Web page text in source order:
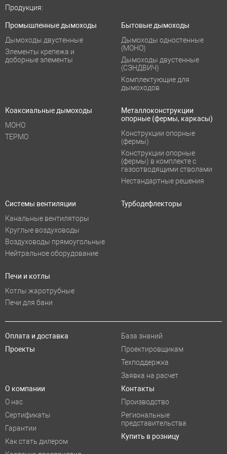
Продукция:
Промышленные дымоходы
Дымоходы двустенные
Элементы крепежа и
доборные элементы
Бытовые дымоходы
Дымоходы одностенные
(МОНО)
Дымоходы двустенные
(СЭНДВИЧ)
Комплектующие для
дымоходов
Коаксиальные дымоходы
МОНО
ТЕРМО
Металлоконструкции
опорные (фермы, каркасы)
Конструкции опорные
(фермы)
Конструкции опорные
(фермы) в комплекте с
газоотводящими стволами
Нестандартные решения
Системы вентиляции
Канальные вентиляторы
Круглые воздуховоды
Воздуховоды прямоугольные
Нейтральное оборудование
Турбодефлекторы
Печи и котлы
Котлы жаротрубные
Печи для бани
Оплата и доставка
Проекты
База знаний
Проектировщикам
Техподдержка
Заявка на расчет
О компании
О нас
Сертификаты
Гарантии
Как стать дилером
Контакты
Производство
Региональные
представительства
Купить в розницу